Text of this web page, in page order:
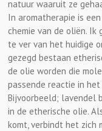
natuur waaruit ze
In aromatherapie is
chemie van de oliën. Ik
te ver van het huidige
gezegd bestaan
de olie worden die
passende reactie in
Bijvoorbeeld; lavendel
in de etherische olie.
komt, verbindt het zich